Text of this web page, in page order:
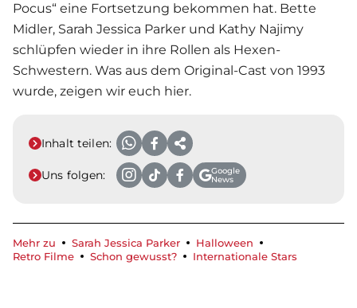
Pocus“ eine Fortsetzung bekommen hat. Bette
Midler, Sarah Jessica Parker und Kathy Najimy
schlüpfen wieder in ihre Rollen als Hexen-
Schwestern. Was aus dem Original-Cast von 1993
wurde, zeigen wir euch hier.
Inhalt teilen:
Uns folgen:
Google
News
Mehr zu Sarah Jessica Parker
Halloween
Retro Filme
Schon gewusst? Internationale Stars